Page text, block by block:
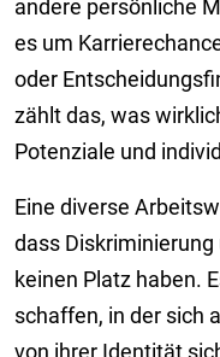
andere persönliche
es um
oder
zählt das, was
Potenziale und
Eine diverse
dass
keinen Platz haben.
schaffen, in der sich
von ihrer Identität